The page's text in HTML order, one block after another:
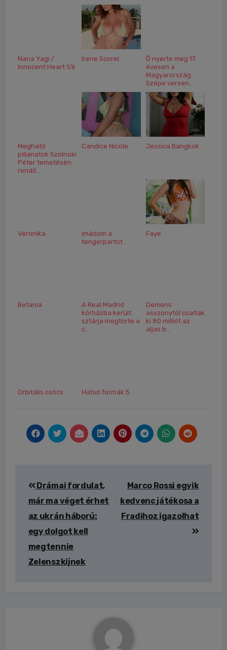
Nana Yagi /
Innocent Heart 1/6
Irene Scorel
Ő nyerte meg 17
évesen a
Magyarország
Szépe versen...
Megható
pillanatok Szolnoki
Péter temetésén:
rendő...
Candice Nicole Jessica Bangkok
Veronika
Imádom a
tengerpartot
Faye
Betania
A Real Madrid
kórházba került
sztárja megtörte a
c...
Demens
asszonytól csaltak
ki 80 milliót az
aljas b...
Orbitális csöcs Hátsó formák 5
navigáció
Drámai fordulat,
már ma véget érhet
az ukrán háború:
egy dolgot kell
megtennie
Zelenszkijnek
Marco Rossi egyik
kedvenc játékosa a
Fradihoz igazolhat